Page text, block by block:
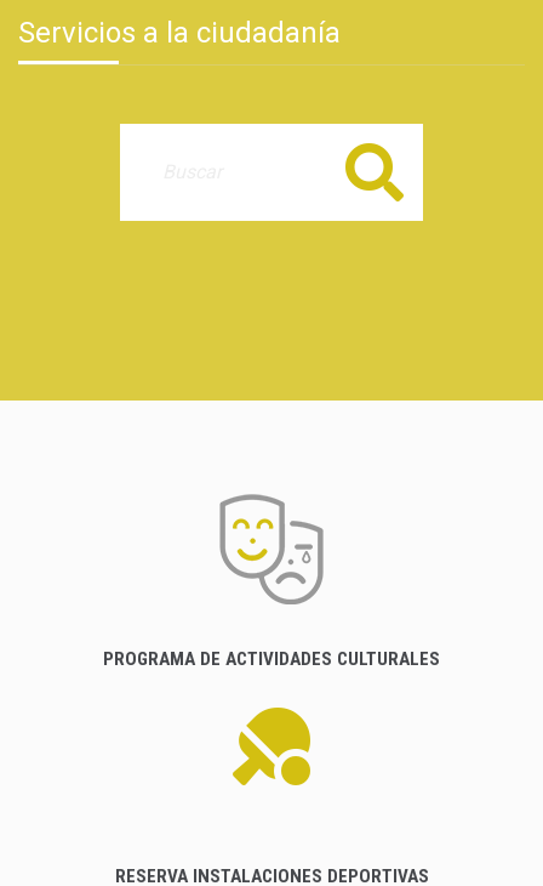
Servicios a la ciudadanía
Buscar
PROGRAMA DE ACTIVIDADES CULTURALES
RESERVA INSTALACIONES DEPORTIVAS